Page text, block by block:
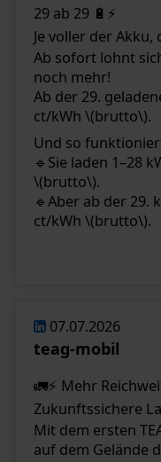
Als offizieller
Mobil nicht nur
sondern begleitet
Planung über die
schlüsselfertigen
Ladeinfrastruktur.
⚡ Jetzt in die
investieren.
👉 Details zu
Sie hier:https://
👉 Mehr
individuellen
#ELKW
29 ab 29 🔋⚡
Je voller der Akku,
Ab sofort lohnt
noch mehr!
Ab der 29.
ct/kWh \(brutto\).
Und so
🔹Sie laden 1–28
\(brutto\).
🔹Aber ab der 29.
ct/kWh \(brutto\).
über die TEAG
abgerechnet
die jeweils an der
Jetzt einsteigen,
Aktionspreis
07.07.2026
teag-mobil
🚛⚡ Mehr
Zukunftssichere
Mit dem ersten
auf dem Gelände